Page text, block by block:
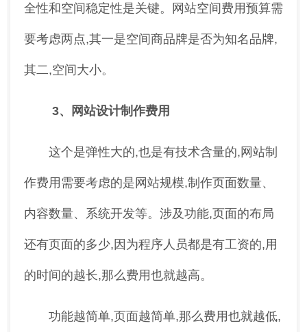
全性和空间稳定性是关键。网站空间费用预算需
要考虑两点,其一是空间商品牌是否为知名品牌,
其二,空间大小。
3、网站设计制作费用
这个是弹性大的,也是有技术含量的,网站制
作费用需要考虑的是网站规模,制作页面数量、
内容数量、系统开发等。涉及功能,页面的布局
还有页面的多少,因为程序人员都是有工资的,用
的时间的越长,那么费用也就越高。
功能越简单,页面越简单,那么费用也就越低,